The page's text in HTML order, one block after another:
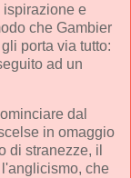
ispirazione e
che Gambier
porta via tutto:
ad un
dal
in omaggio
di stranezze, il
che